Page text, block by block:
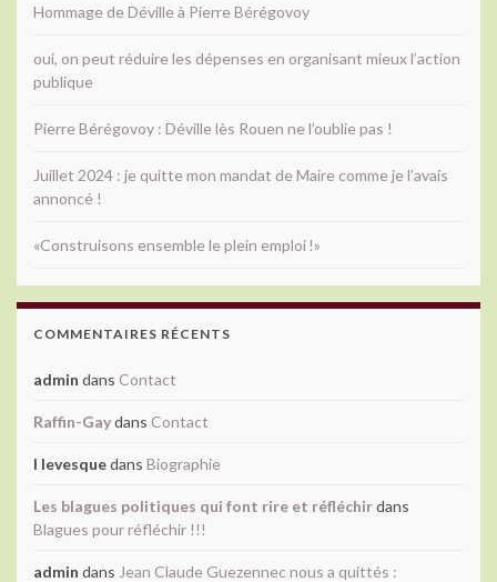
Hommage de Déville à Pierre Bérégovoy
oui, on peut réduire les dépenses en organisant mieux l’action
publique
Pierre Bérégovoy : Déville lès Rouen ne l’oublie pas !
Juillet 2024 : je quitte mon mandat de Maire comme je l’avais
annoncé !
«Construisons ensemble le plein emploi !»
COMMENTAIRES RÉCENTS
admin dans Contact
Raffin-Gaydans Contact
l levesquedans Biographie
Les blagues politiques qui font rire et réfléchirdans
Blagues pour réfléchir !!!
admin dans Jean Claude Guezennec nous a quittés :